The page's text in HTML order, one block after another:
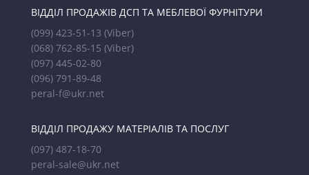
ВІДДІЛ ПРОДАЖІВ ДСП ТА МЕБЛЕВОЇ ФУРНІТУРИ
(099) 423-51-13 (Viber)
(068) 762-85-15 (Viber)
(097) 445-02-80
(096) 791-89-48
peral-f@ukr.net
ВІДДІЛ ПРОДАЖУ МАТЕРІАЛІВ ТА ПОСЛУГ
(097) 487-18-70
peral-sale@ukr.net